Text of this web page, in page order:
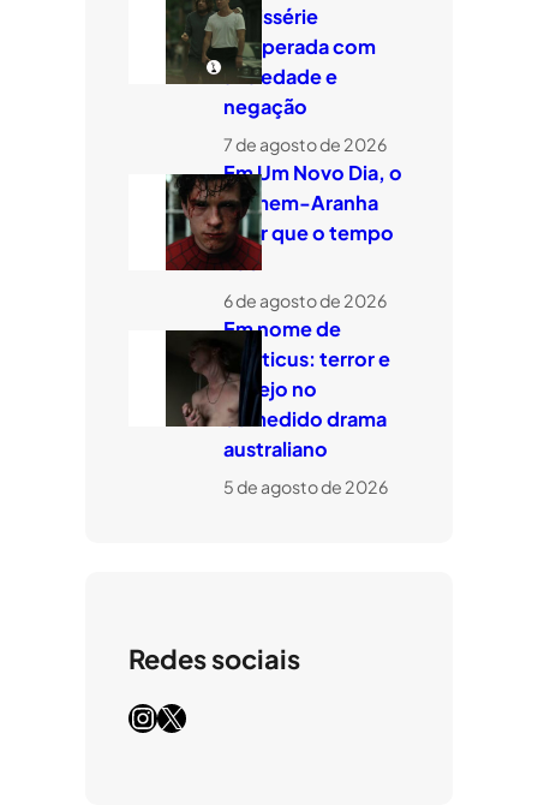
minissérie
temperada com
ansiedade e
negação
7 de agosto de 2026
Em Um Novo Dia, o
Homem-Aranha
quer que o tempo
voe
6 de agosto de 2026
Em nome de
Leviticus: terror e
desejo no
comedido drama
australiano
5 de agosto de 2026
Redes sociais
InstagramX